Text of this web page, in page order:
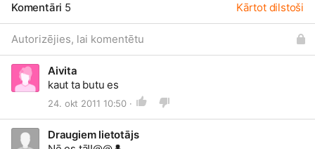
Komentāri 5 Kārtot dilstoši
Autorizējies, lai komentētu
Aivita
kaut ta butu es
24. okt 2011 10:50 ·
Draugiem lietotājs